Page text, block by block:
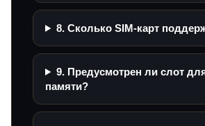
8. Сколько SIM-карт
9. Предусмотрен ли слот
памяти?